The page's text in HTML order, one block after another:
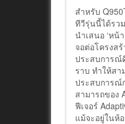
สำหรับ
ทีวีรุ่นนี้ได้รว
นำเสนอ ‘หน้
จอต่อโครงส
ประสบการณ์
ราบ ทำให้สา
ประสบการณ์
สามารถของ
ฟีเจอร์
แม้จะอยู่ในห้